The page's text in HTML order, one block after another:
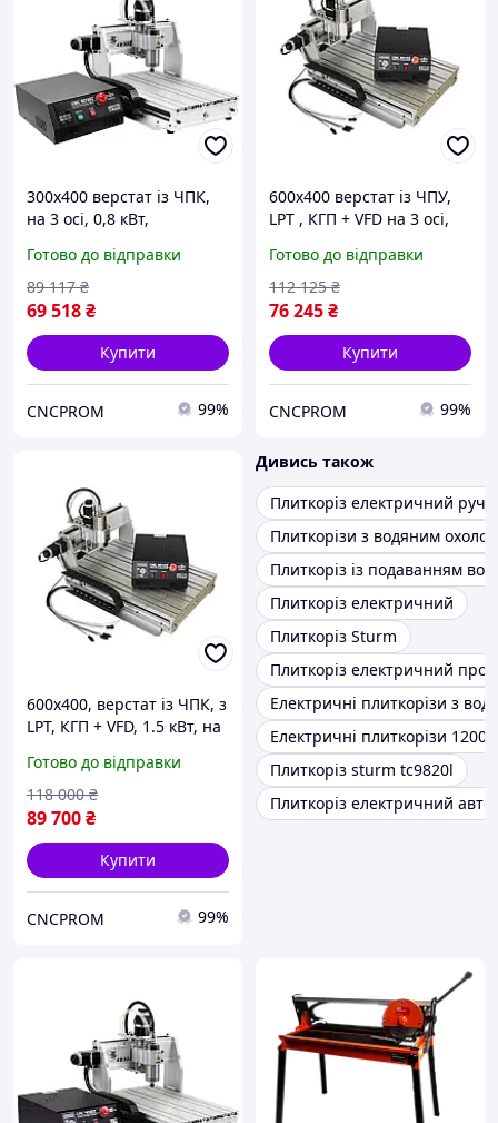
300х400 верстат із ЧПК,
на 3 осі, 0,8 кВт,
гравірувальний з
водяним
охолодженням,LPT , КГП +
VFD
Готово до відправки
69 518₴
89 117 ₴
Купити
CNCPROM 99%
600х400 верстат із ЧПУ,
LPT , КГП + VFD на 3 осі,
гравірувальний з
водяним охолодженням
Готово до відправки
76 245₴
112 125 ₴
Купити
CNCPROM 99%
600х400, верстат із ЧПК, з
LPT, КГП + VFD, 1.5 кВт, на
гравірувальний з
водяним охолодженням
Готово до відправки
89 700₴
118 000 ₴
Купити
CNCPROM 99%
Дивись також
Плиткоріз електричний
Плиткорізи з водяним
Плиткоріз із подаванням
Плиткоріз електричний
Плиткоріз Sturm
Плиткоріз електричний
Електричні плиткорізи з
Електричні плиткорізи 1200
Плиткоріз sturm tc9820l
Плиткоріз електричний